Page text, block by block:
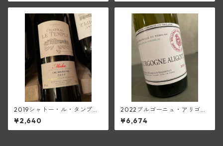
2019シャトー・ル・タンプル
(メドック)
¥2,640
2022ブルゴーニュ・アリゴテ
(マルキ・ダンジェルヴィル)
¥6,674